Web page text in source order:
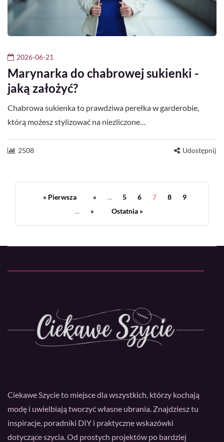
2026-06-21
Marynarka do chabrowej sukienki -
jaką założyć?
Chabrowa sukienka to prawdziwa perełka w garderobie,
którą możesz stylizować na niezliczone…
2508 Udostępnij
« Pierwsza « ... 5 6 7 8
9
...
» Ostatnia »
Ciekawe Szycie to miejsce dla wszystkich, którzy kochają
modę i uwielbiają tworzyć własne ubrania. Znajdziesz tu
inspiracje, poradniki DIY i praktyczne wskazówki
dotyczące szycia. Od prostych projektów po bardziej